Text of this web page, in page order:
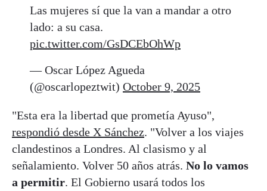
Las mujeres sí que la van a mandar a otro
lado: a su casa.
pic.twitter.com/GsDCEbOhWp
— Oscar López Agueda
(@oscarlopeztwit) October 9, 2025
"Esta era la libertad que prometía Ayuso",
respondió desde X Sánchez. "Volver a los viajes
clandestinos a Londres. Al clasismo y al
señalamiento. Volver 50 años atrás. No lo vamos
a permitir. El Gobierno usará todos los